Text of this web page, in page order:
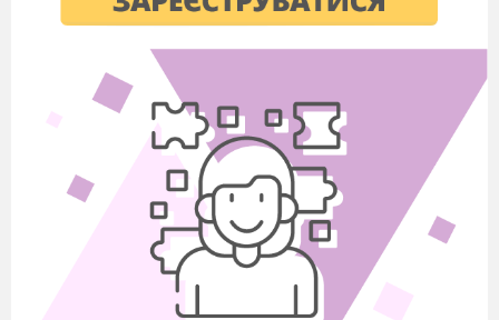
визначте, чим для Булгакова було м. Київ
Київ у житті М.Булгакова